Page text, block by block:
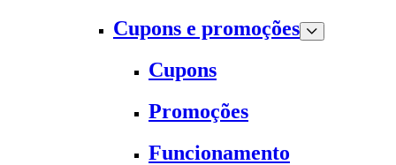
Cupons e promoções
Cupons
Promoções
Funcionamento